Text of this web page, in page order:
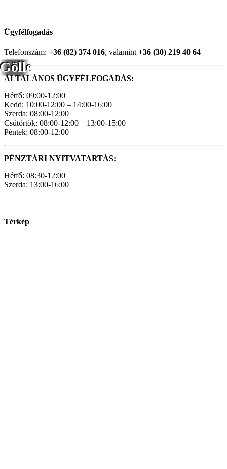
Gölle
Ügyfélfogadás
Telefonszám: +36 (82) 374 016, valamint +36 (30) 219 40 64
ÁLTALÁNOS ÜGYFÉLFOGADÁS:
Hétfő: 09:00-12:00
Kedd: 10:00-12:00 – 14:00-16:00
Szerda: 08:00-12:00
Csütörtök: 08:00-12:00 – 13:00-15:00
Péntek: 08:00-12:00
PÉNZTÁRI NYITVATARTÁS:
Hétfő: 08:30-12:00
Szerda: 13:00-16:00
Térkép